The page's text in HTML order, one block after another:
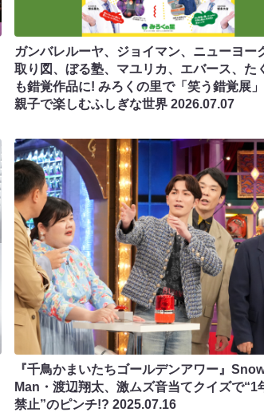
ガンバレルーヤ、ジョイマン、ニューヨー
取り図、ぼる塾、マユリカ、エバース、た
も錯覚作品に! みろくの里で「笑う錯覚展
親子で楽しむふしぎな世界 2026.07.07
『千鳥かまいたちゴールデンアワー』
Man・渡辺翔太、激ムズ音当てクイズで“1
禁止”のピンチ!? 2025.07.16